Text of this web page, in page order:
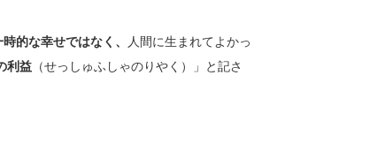
的な幸せではなく、
人間に生まれてよかっ
利益 （せっしゅふしゃのりやく）」と記さ